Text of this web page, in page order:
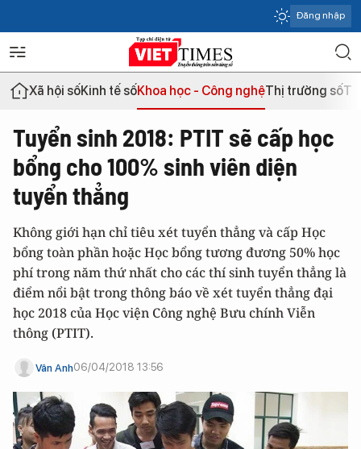
Đăng nhập
Xã hội sốKinh tế sốKhoa học - Công nghệThị trường số
Tuyển sinh 2018: PTIT sẽ cấp học
bổng cho 100% sinh viên diện
tuyển thẳng
Không giới hạn chỉ tiêu xét tuyển thẳng và cấp Học
bổng toàn phần hoặc Học bổng tương đương 50% học
phí trong năm thứ nhất cho các thí sinh tuyển thẳng là
điểm nổi bật trong thông báo về xét tuyển thẳng đại
học 2018 của Học viện Công nghệ Bưu chính Viễn
thông (PTIT).
Vân Anh06/04/2018 13:56